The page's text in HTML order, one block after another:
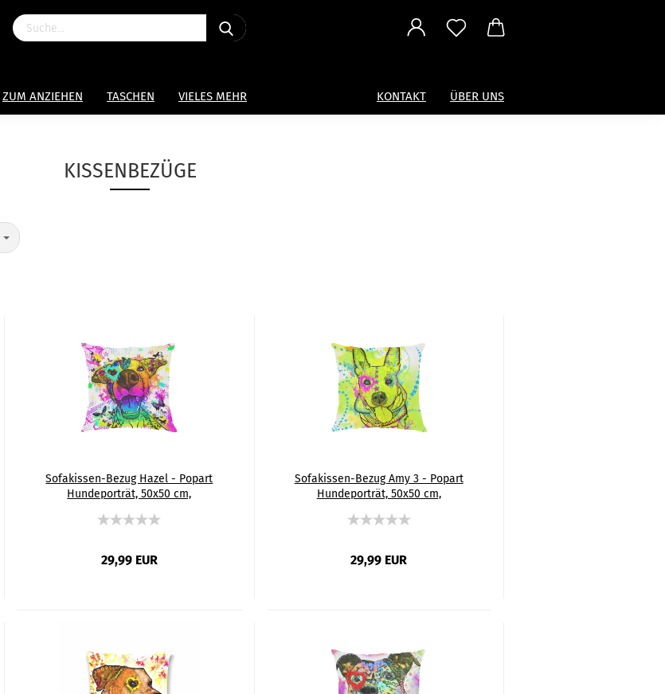
ZUM ANZIEHEN TASCHEN VIELES MEHR KONTAKT ÜBER UNS
KISSENBEZÜGE
Sofakissen-Bezug Hazel - Popart
Hundeporträt, 50x50 cm,
bedruckt, waschbar
29,99 EUR
Sofakissen-Bezug Amy 3 - Popart
Hundeporträt, 50x50 cm,
bedruckt, waschbar
29,99 EUR